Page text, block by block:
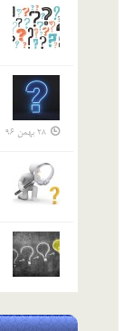
28 بهمن 96